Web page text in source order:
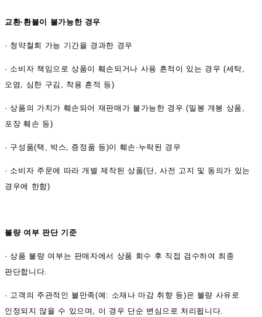
교환·환불이 불가능한 경우
· 청약철회 가능 기간을 경과한 경우
· 소비자 책임으로 상품이 훼손되거나 사용 흔적이 있는 경우 (세탁,
오염, 심한 구김, 착용 흔적 등)
·상품의 가치가 훼손되어 재판매가 불가능한 경우 (밀봉 개봉 상품,
포장 훼손 등)
· 구성품(택, 박스, 증정품 등)이 훼손·누락된 경우
· 소비자 주문에 따라 개별 제작된 상품(단, 사전 고지 및 동의가 있는
경우에 한함)
불량 여부 판단 기준
·상품 불량 여부는 판매자에서 상품 회수 후 직접 검수하여 최종
판단합니다.
· 고객의 주관적인 불만족(예: 소재나 마감 취향 등)은 불량 사유로
인정되지 않을 수 있으며, 이 경우 단순 변심으로 처리됩니다.